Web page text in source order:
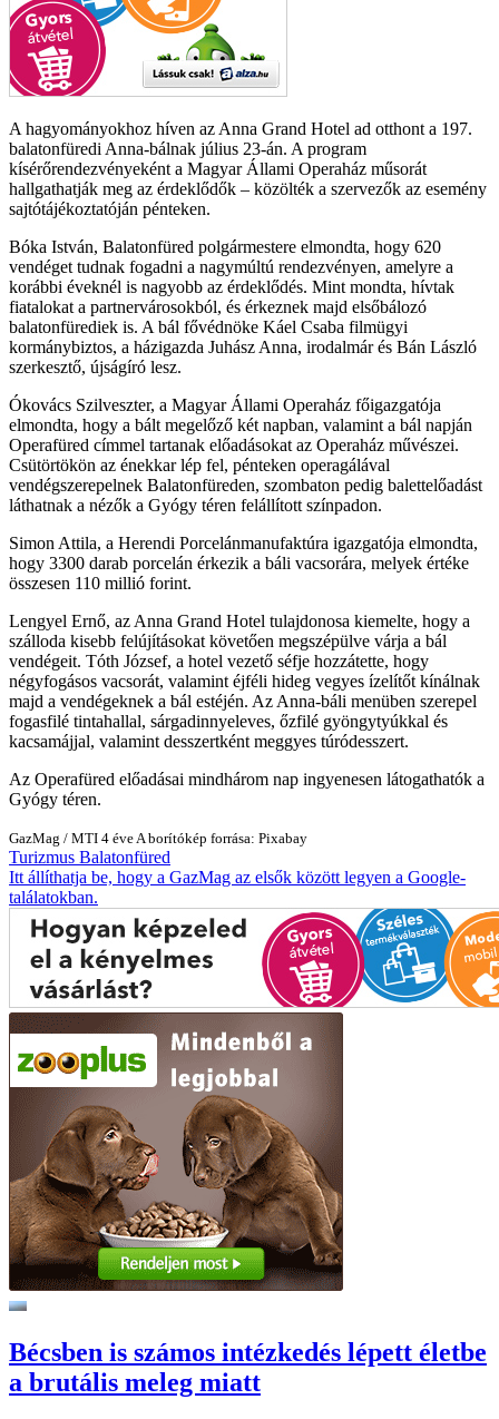
A hagyományokhoz híven az Anna Grand Hotel ad otthont a 197.
balatonfüredi Anna-bálnak július 23-án. A program
kísérőrendezvényeként a Magyar Állami Operaház műsorát
hallgathatják meg az érdeklődők – közölték a szervezők az esemény
sajtótájékoztatóján pénteken.
Bóka István, Balatonfüred polgármestere elmondta, hogy 620
vendéget tudnak fogadni a nagymúltú rendezvényen, amelyre a
korábbi éveknél is nagyobb az érdeklődés. Mint mondta, hívtak
fiatalokat a partnervárosokból, és érkeznek majd elsőbálozó
balatonfürediek is. A bál fővédnöke Káel Csaba filmügyi
kormánybiztos, a házigazda Juhász Anna, irodalmár és Bán László
szerkesztő, újságíró lesz.
Ókovács Szilveszter, a Magyar Állami Operaház főigazgatója
elmondta, hogy a bált megelőző két napban, valamint a bál napján
Operafüred címmel tartanak előadásokat az Operaház művészei.
Csütörtökön az énekkar lép fel, pénteken operagálával
vendégszerepelnek Balatonfüreden, szombaton pedig balettelőadást
láthatnak a nézők a Gyógy téren felállított színpadon.
Simon Attila, a Herendi Porcelánmanufaktúra igazgatója elmondta,
hogy 3300 darab porcelán érkezik a báli vacsorára, melyek értéke
összesen 110 millió forint.
Lengyel Ernő, az Anna Grand Hotel tulajdonosa kiemelte, hogy a
szálloda kisebb felújításokat követően megszépülve várja a bál
vendégeit. Tóth József, a hotel vezető séfje hozzátette, hogy
négyfogásos vacsorát, valamint éjféli hideg vegyes ízelítőt kínálnak
majd a vendégeknek a bál estéjén. Az Anna-báli menüben szerepel
fogasfilé tintahallal, sárgadinnyeleves, őzfilé gyöngytyúkkal és
kacsamájjal, valamint desszertként meggyes túródesszert.
Az Operafüred előadásai mindhárom nap ingyenesen látogathatók a
Gyógy téren.
GazMag / MTI 4 éve A borítókép forrása: Pixabay
Turizmus Balatonfüred
Itt állíthatja be, hogy a GazMag az elsők között legyen a Google-
találatokban.
Bécsben is számos intézkedés lépett életbe
a brutális meleg miatt